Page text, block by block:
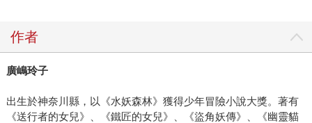
作者
廣嶋玲子
出生於神奈川縣，以《水妖森林》獲得少年冒險小說大獎。著有
《送行者的女兒》、《鐵匠的女兒》、《盜角妖傳》、《幽靈貓